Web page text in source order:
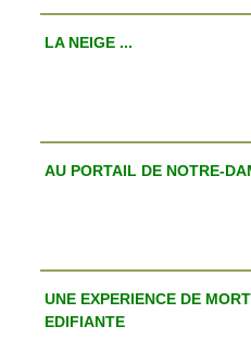
LA NEIGE ...
AU PORTAIL DE NOTRE-
UNE EXPERIENCE DE
EDIFIANTE